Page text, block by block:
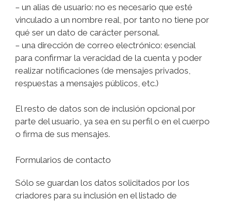
– un alias de usuario: no es necesario que esté
vinculado a un nombre real, por tanto no tiene por
qué ser un dato de carácter personal.
– una dirección de correo electrónico: esencial
para confirmar la veracidad de la cuenta y poder
realizar notificaciones (de mensajes privados,
respuestas a mensajes públicos, etc.)
El resto de datos son de inclusión opcional por
parte del usuario, ya sea en su perfil o en el cuerpo
o firma de sus mensajes.
Formularios de contacto
Sólo se guardan los datos solicitados por los
criadores para su inclusión en el listado de